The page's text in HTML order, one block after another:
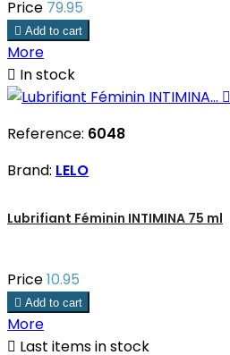
Price 79.95
 Add to cart
More
 In stock

Reference: 6048
Brand: LELO
Lubrifiant Féminin INTIMINA 75 ml
Price10.95
 Add to cart
More
 Last items in stock